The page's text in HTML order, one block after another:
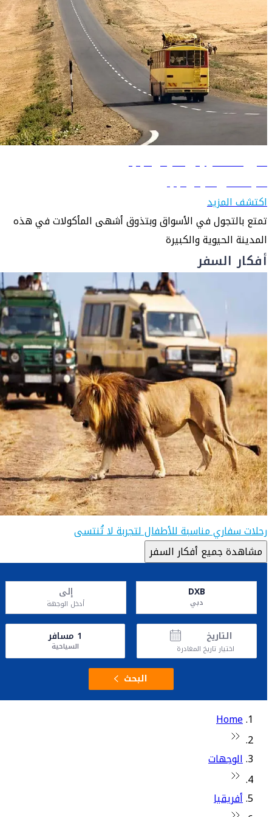
دليل السفر إلى أديس أبابا
تعرّف على أديس أبابا
اكتشف المزيد
تمتع بالتجول في الأسواق وبتذوق أشهى المأكولات في هذه
المدينة الحيوية والكبيرة
أفكار السفر
رحلات سفاري مناسبة للأطفال لتجربة لا تُنتسى
مشاهدة جميع أفكار السفر
DXB
دبي
إلى
أدخل الوجهة
التاريخ
اختيار تاريخ المغادرة
1 مسافر
السياحية
البحث
Home
الوجهات
أفريقيا